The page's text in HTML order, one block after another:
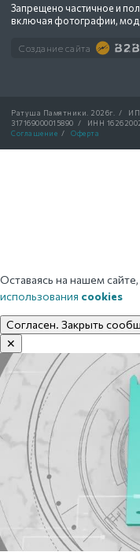
Запрещено частичное и
включая фотографии,
Создание сайта
Ратуша Памятники. 2026г. / ИП
317169000015890
/ ИНН
Соглашение / Оферта
Оставаясь на нашем
использования cookies
Согласен. Закрыть
✕